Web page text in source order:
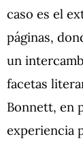
caso es el
páginas,
un
facetas
Bonnett, en
experiencia